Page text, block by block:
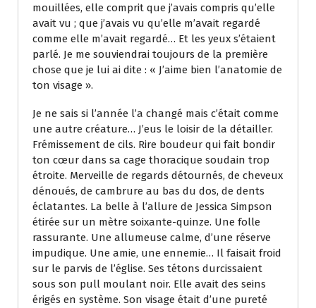
mouillées, elle comprit que j’avais compris qu’elle
avait vu ; que j’avais vu qu’elle m’avait regardé
comme elle m’avait regardé… Et les yeux s’étaient
parlé. Je me souviendrai toujours de la première
chose que je lui ai dite : « J’aime bien l’anatomie de
ton visage ».
Je ne sais si l’année l’a changé mais c’était comme
une autre créature… J’eus le loisir de la détailler.
Frémissement de cils. Rire boudeur qui fait bondir
ton cœur dans sa cage thoracique soudain trop
étroite. Merveille de regards détournés, de cheveux
dénoués, de cambrure au bas du dos, de dents
éclatantes. La belle à l’allure de Jessica Simpson
étirée sur un mètre soixante-quinze. Une folle
rassurante. Une allumeuse calme, d’une réserve
impudique. Une amie, une ennemie… Il faisait froid
sur le parvis de l’église. Ses tétons durcissaient
sous son pull moulant noir. Elle avait des seins
érigés en système. Son visage était d’une pureté